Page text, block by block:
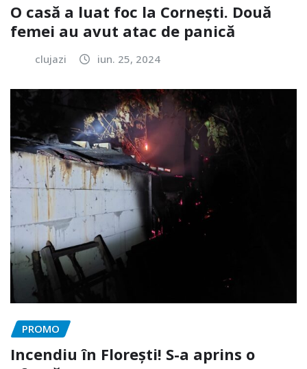
O casă a luat foc la Cornești. Două
femei au avut atac de panică
clujazi iun. 25, 2024
PROMO
Incendiu în Florești! S-a aprins o